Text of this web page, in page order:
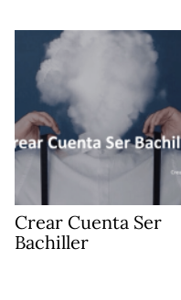
Crear Cuenta Ser
Bachiller